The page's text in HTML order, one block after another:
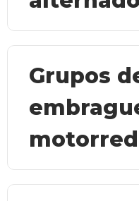
Grupos